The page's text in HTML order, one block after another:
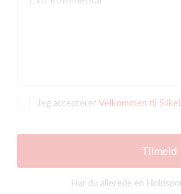
Jeg accepterer Velkommen til
Tilmeld
Har du allerede en